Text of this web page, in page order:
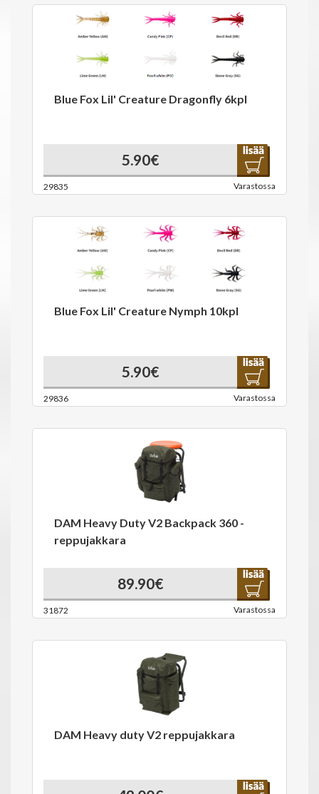
Blue Fox Lil' Creature Dragonfly 6kpl
5.90€
29835 Varastossa
Blue Fox Lil' Creature Nymph 10kpl
5.90€
29836 Varastossa
DAM Heavy Duty V2 Backpack 360 -
reppujakkara
89.90€
31872 Varastossa
DAM Heavy duty V2 reppujakkara